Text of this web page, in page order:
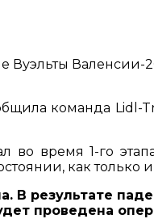
Вуэльты
команда
во время 1-го
как только
результате
проведена